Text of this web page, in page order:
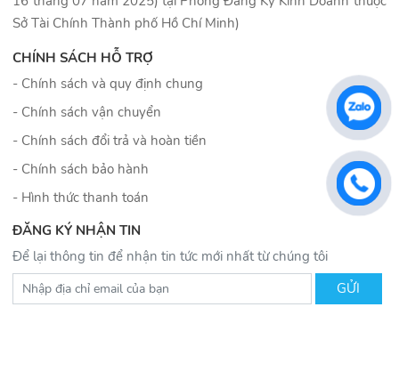
Sở Tài Chính Thành phố Hồ Chí Minh)
CHÍNH SÁCH HỖ TRỢ
- Chính sách và quy định chung
- Chính sách vận chuyển
- Chính sách đổi trả và hoàn tiền
- Chính sách bảo hành
- Hình thức thanh toán
ĐĂNG KÝ NHẬN TIN
Để lại thông tin để nhận tin tức mới nhất từ chúng tôi